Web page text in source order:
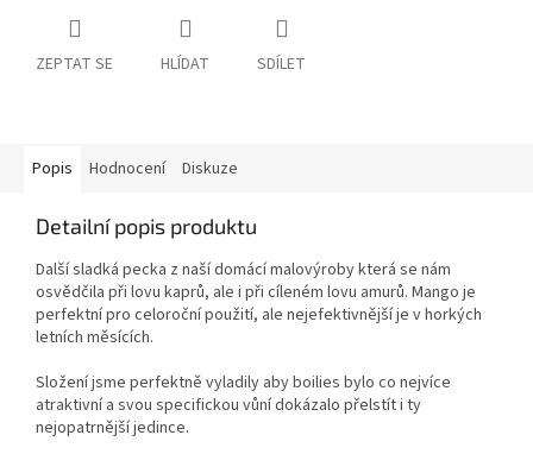
ZEPTAT SE HLÍDAT SDÍLET
Popis Hodnocení Diskuze
Detailní popis produktu
Další sladká pecka z naší domácí malovýroby která se nám
osvědčila při lovu kaprů, ale i při cíleném lovu amurů. Mango je
perfektní pro celoroční použití, ale nejefektivnější je v horkých
letních měsících.
Složení jsme perfektně vyladily aby boilies bylo co nejvíce
atraktivní a svou specifickou vůní dokázalo přelstít i ty
nejopatrnější jedince.